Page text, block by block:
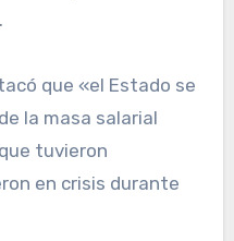
que «el Estado se
la masa salarial
tuvieron
en crisis durante